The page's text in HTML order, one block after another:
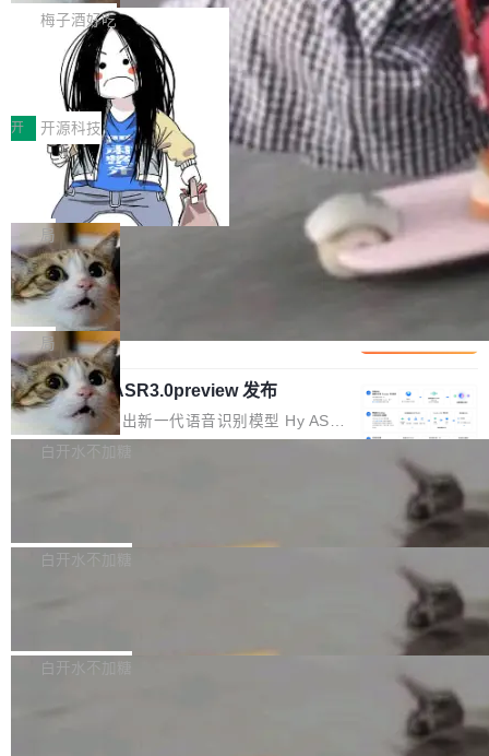
续增长的AI成本该如何优化。 深信服AI算力网关
正是围绕这些实际问题，从Token治理和成本治
理两个方面，让用户的每一份算力都看得清、管
得住、用得稳、省得下、更安全！ 一、从现在开
始，Token使用一目...
wat（Google 员工编号 23，Jeff Dean 二十多
年的编程搭档，MapReduce 和 Bigtable 的共同
作者）、Quoc Le（Google 大脑核心成员，Se
q2Seq 和 DocAI 的共同发明人）以及 Oriol Vin
yals（Gemini 联合负责人，AlphaSta...
把「看得清、用母语、记得住」三件事一次补
齐。 SolonCode 是什么 SolonCode 是杭州无
耳科技研发的企业级终端编码智能体——一位全
中文驱动的数字员工，自主理解需求、规划步
骤、编写代码。不挑模型、不挑平台，curl 一行
装完即用。 开源地址：Gitee · GitCode · GitHu
b 安装 支持 Java 8+（8~26）、macOS / Linu
x / Windows / Harmony PC。 # macOS / Linu
x / Harmony PC curl -fsSL https://solon.noea
r.org/solon...
梅子酒好吃
让“代码语义理解”深度释放AI Coding
价值潜能：华为云码道（CodeArts）
代码仓技术解析
一、代码仓深度理解技术的作用与价值 在软件工
程实践中，代码仓是企业核心知识资产的主要载
体。企业级代码仓库通常包含数十万乃至数百万
个文件，其规模远超单次模型调用可承载的上下
文窗口。随着项目规模的持续扩张与代码历史的
不断累积，代码仓中的模块关系、接口契约、业
务逻辑等关键信息往往分散于数十乃至数百个文
件之中，形成高度复杂的知识关联网络。传统的
代码检索手段（如关键词匹配、目录遍历）仅能
在语法层面完成文本定位，难以触及代码的语义
内涵与结构关联，导致开发者使用代码智能体在
理解大规模代码仓时面临显著"代码仓理解"瓶
颈。 代码仓深度理解服务（以下简称" CodeBas
e深度理解服务"）是华为云码道（CodeA...
开 开源科技
一条“删库”命令跑 17 小时，算法工程
师删光 89TB 数据只为干私活
最高人民检察院8月4日公布了一起案件：北京一
名90后算法工程师王某，为了给自己接的私活腾
服务器空间，删光了公司AI游戏部门的全部核心
数据。 王某2024年1月入职东城区某科技公司AI
短剧部门，有互联网大厂背景。在公司内部架构
调整期间，部门三次通知全员将数据从A集群迁
移到B集群，王某都回复了"收到"。 他没有迁移
数据。2024年9月3日下午4点，他使用此前登录
的账号密码进入A集群，输入了一条被程序员圈
称为"删库跑路"的命令——最高管理员权限、无
自研的多个文生3D和...
局
Cloudflare 分享推理优化实践：KV ca
che 量化 + 权重压缩，吞吐量提升 4
1%，成本降 30%
Kimi 和 GLM 是当前最强的大模型系列之一，但
它们有一个共同的问题：太吃显存了。月之暗面
的 Kimi K 系列和智谱的 GLM 都是长上下文、M
oE 架构的大模型，好用到让人上瘾，但 GPU 显
存永远不够用。 Cloudflare 的 Workers AI 团队
一直在跑这些模型的推理。他们在官方博客上发
整性保护。效果是：吞吐量提升 41%，每 token
局
腾讯混元 Hy ASR3.0preview 发布
腾讯混元正式推出新一代语音识别模型 Hy ASR
3.0preview。基于最新一代大语言模型 Hy3 的
让语音识别不再只是听清，而是真正听懂。通过
w 不要求标准普通话，方言识别覆盖粤语、吴语
白开水不加糖
新和少量网页兼容性修复版本。 Changes/fixe
容提供的字体时出现的几个问题 为避免音频加
白开水不加糖
发布的 Release Notes，他利用 AI 工具（如 Co
白开水不加糖